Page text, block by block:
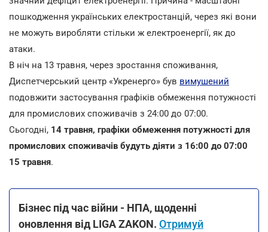
пошкодження українських електростанцій, через які вони
не можуть виробляти стільки ж електроенергії, як до
атаки.
В ніч на 13 травня, через зростання споживання,
Диспетчерський центр «Укренерго» був вимушений
подовжити застосування графіків обмеження потужності
для промислових споживачів з 24:00 до 07:00.
Сьогодні, 14 травня, графіки обмеження потужності для
промислових споживачів будуть діяти з 16:00 до 07:00
15 травня.
Бізнес під час війни - НПА, щоденні
оновлення від LIGA ZAKON. Отримуй